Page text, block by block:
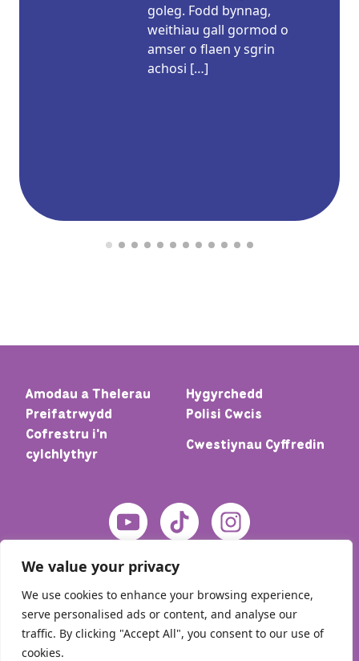
We value your privacy
We use cookies to enhance your browsing experience,
serve personalised ads or content, and analyse our
traffic. By clicking "Accept All", you consent to our use of
cookies.
goleg. Fodd bynnag,
weithiau gall gormod o
amser o flaen y sgrin
achosi […]
Amodau a Thelerau
Hygyrchedd
Preifatrwydd
Polisi Cwcis
Cofrestru i'n
cylchlythyr
Cwestiynau Cyffredin